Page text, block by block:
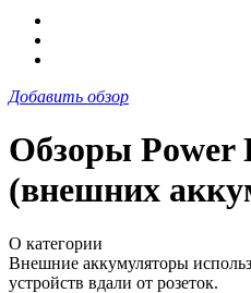
Добавить обзор
Обзоры Power
(внешних
О категории
Внешние аккумуляторы
устройств вдали от розеток.